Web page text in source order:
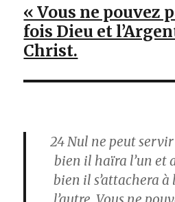
« Vous ne pouvez
fois Dieu et
Christ.
24Nul ne peut servir
bien il haïra l’un et
bien il s’attachera à